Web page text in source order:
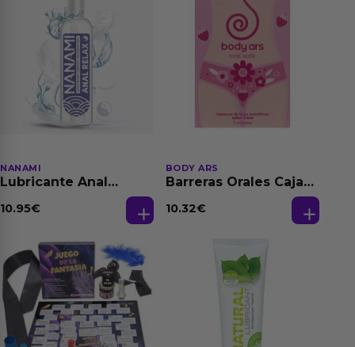
NANAMI
Lubricante Anal
Dilatación Base Agua
10.95€
BODY ARS
Barreras Orales Caja
10.32€